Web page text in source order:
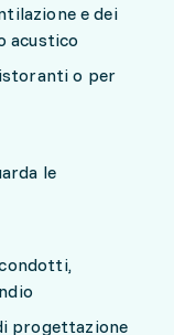
e dei
acustico
o per
le
progettazione